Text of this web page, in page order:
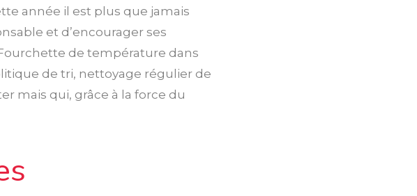
année il est plus que jamais
et d’encourager ses
de température dans
de tri, nettoyage régulier de
mais qui, grâce à la force du